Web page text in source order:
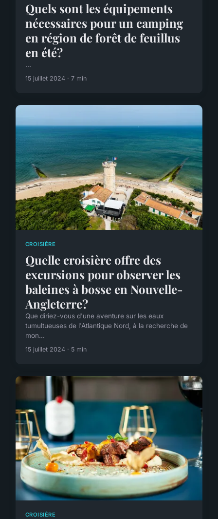
Quels sont les équipements
nécessaires pour un camping
en région de forêt de feuillus
en été?
...
15 juillet 2024 · 7 min
CROISIÈRE
Quelle croisière offre des
excursions pour observer les
baleines à bosse en Nouvelle-
Angleterre?
Que diriez-vous d'une aventure sur les eaux
tumultueuses de l'Atlantique Nord, à la recherche de
mon...
15 juillet 2024 · 5 min
CROISIÈRE